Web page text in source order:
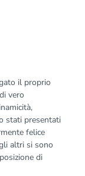
il proprio
vero
stati presentati
felice
altri si sono
di